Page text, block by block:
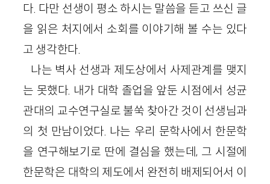
다. 다만 선생이 평소 하시는 말씀을 듣고 쓰신 글
을 읽은 처지에서 소회를 이야기해 볼 수는 있다
고 생각한다.
나는 벽사 선생과 제도상에서 사제관계를 맺지
는 못했다. 내가 대학 졸업을 앞둔 시점에서 성균
관대의 교수연구실로 불쑥 찾아간 것이 선생님과
의 첫 만남이었다. 나는 우리 문학사에서 한문학
을 연구해보기로 딴에 결심을 했는데, 그 시절에
한문학은 대학의 제도에서 완전히 배제되어서 이